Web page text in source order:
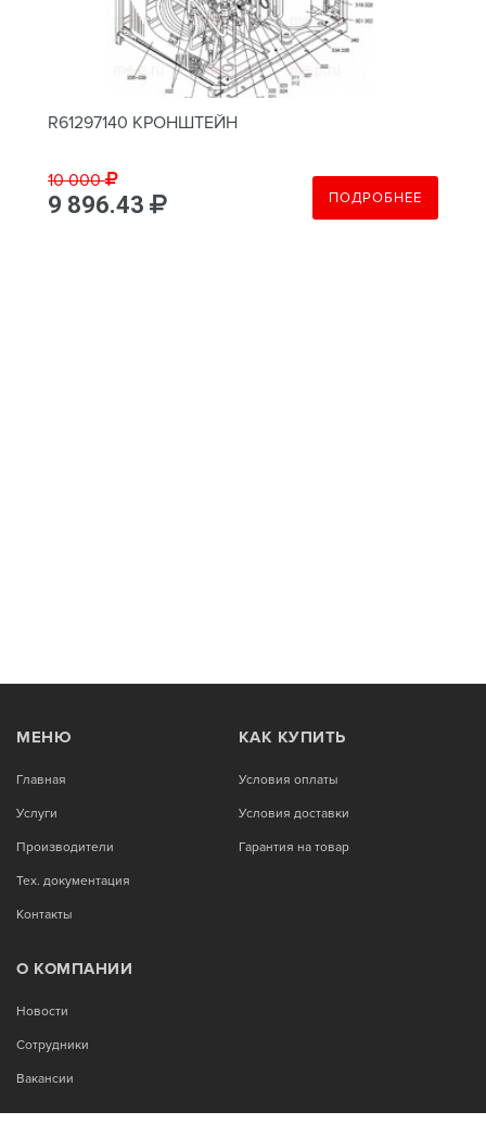
R61297140 КРОНШТЕЙН
10 000
9 896.43 ПОДРОБНЕЕ
МЕНЮ
Главная
Услуги
Производители
Тех. документация
Контакты
КАК КУПИТЬ
Условия оплаты
Условия доставки
Гарантия на товар
О КОМПАНИИ
Новости
Сотрудники
Вакансии